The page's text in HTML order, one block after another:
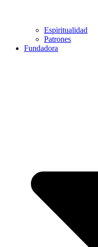
Espiritualidad
Patrones
Fundadora